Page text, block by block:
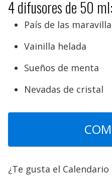
4 difusores de 50 ml:
País de las
Vainilla helada
Sueños de menta
Nevadas de cristal
¿Te gusta el